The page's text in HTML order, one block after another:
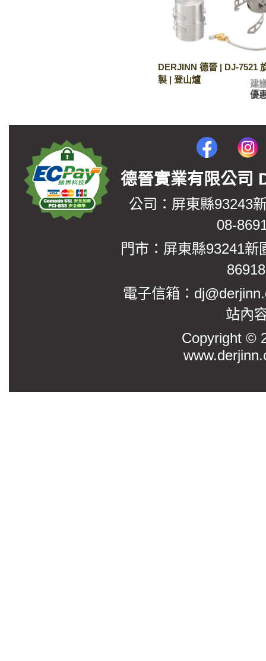
DERJINN 德晉 | DJ-7521
製 | 登山爐
建
優
德晉實業有限公
公司：屏東縣93243
08-
門市：屏東縣93241
電子信箱：
站內
Copyright ©